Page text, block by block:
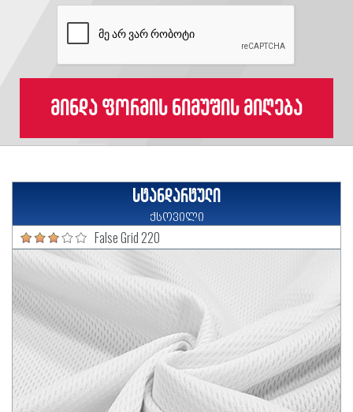
მინდა ფორმის ნიმუშის მიღება
სტანდარტული
ქსოვილი
False Grid 220